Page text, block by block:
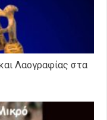
Λαογραφίας στα